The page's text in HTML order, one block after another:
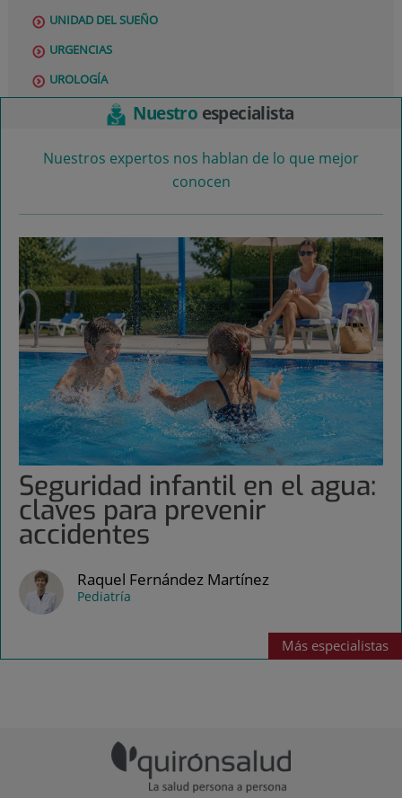
UNIDAD DEL SUEÑO
URGENCIAS
UROLOGÍA
Nuestro especialista
Nuestros expertos nos hablan de lo que mejor
conocen
Seguridad infantil en el agua:
claves para prevenir
accidentes
Raquel Fernández Martínez
Pediatría
Más especialistas